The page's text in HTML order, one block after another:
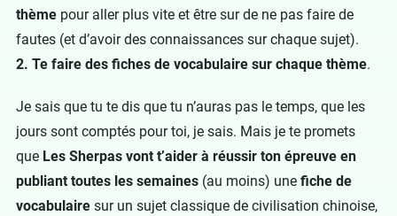
thème pour aller plus vite et être sur de ne pas faire de
fautes (et d’avoir des connaissances sur chaque sujet).
2. Te faire des fiches de vocabulaire sur chaque thème.
Je sais que tu te dis que tu n’auras pas le temps, que les
jours sont comptés pour toi, je sais. Mais je te promets
que Les Sherpas vont t’aider à réussir ton épreuve en
publiant toutes les semaines (au moins) une fiche de
vocabulaire sur un sujet classique de civilisation chinoise,